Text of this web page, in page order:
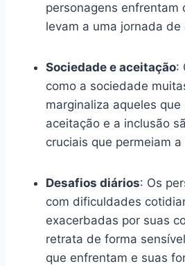
personagens enfrentam
levam a uma jornada
Sociedade e aceitação:
como a sociedade
marginaliza aqueles
aceitação e a inclusão
cruciais que permeiam
Desafios diários: Os
com dificuldades
exacerbadas por suas
retrata de forma
que enfrentam e suas